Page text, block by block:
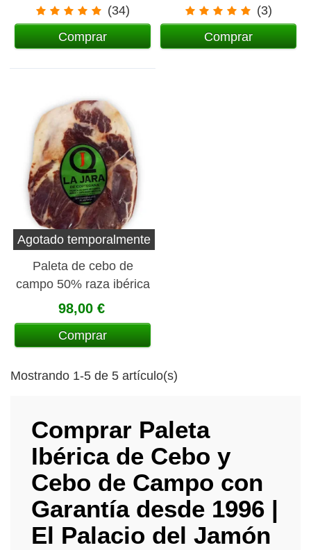
(34)
Comprar
(3)
Comprar
Agotado temporalmente
Paleta de cebo de
campo 50% raza ibérica
deshuesada La Jara
98,00 €
Comprar
Mostrando 1-5 de 5 artículo(s)
Comprar Paleta
Ibérica de Cebo y
Cebo de Campo con
Garantía desde 1996 |
El Palacio del Jamón